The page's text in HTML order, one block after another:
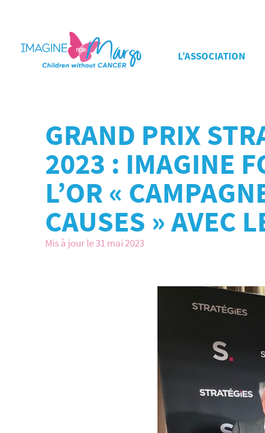
L’ASSOCIATION
GRAND PRIX
2023 : IMAGINE
L’OR «
CAUSES » AVEC
Mis à jour le 31 mai 2023